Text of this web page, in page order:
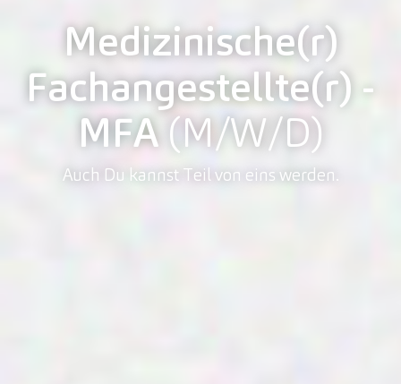
Medizinische(r)
Fachangestellte(r) -
MFA(M/W/D)
Auch Du kannst Teil von eins werden.